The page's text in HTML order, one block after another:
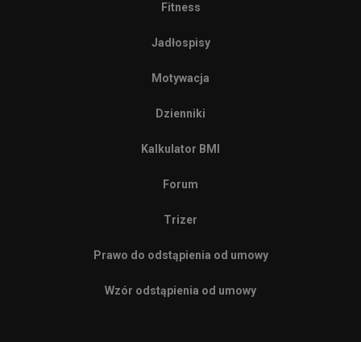
Fitness
Jadłospisy
Motywacja
Dzienniki
Kalkulator BMI
Forum
Trizer
Prawo do odstąpienia od umowy
Wzór odstąpienia od umowy